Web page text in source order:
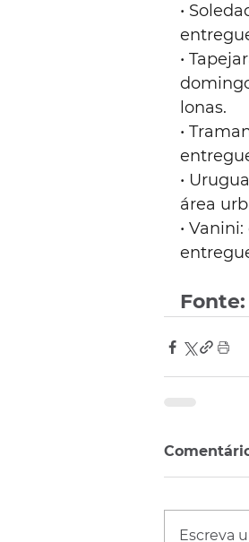
•
•
lonas.
•
•
área
•
Escreva